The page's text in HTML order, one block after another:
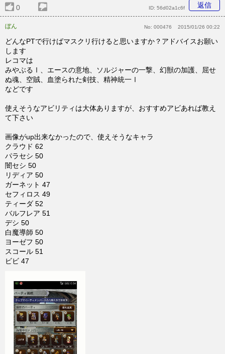
0 返信
ID: 56d02a1c6f
ぼん No: 000476 2015/01/26 00:22
どんなPTで行けばマスクリ行けると思いますか？アドバイスお願い
します
レコマは
みやぶるⅠ、エースの意地、ソルジャーの一撃、幻獣の加護、屈せ
ぬ魂、空賊、血塗られた剣技、精神統一Ⅰ
などです
使えそうなアビリティは大体ありますが、おすすめアビあれば教え
て下さい
画像がup出来なかったので、使えそうなキャラ
クラウド 62
パラセシ 50
闇セシ 50
リディア 50
ガーネット 47
セフィロス 49
ティーダ 52
バルフレア 51
デシ 50
白魔導師 50
ヨーゼフ 50
スコール 51
ビビ 47